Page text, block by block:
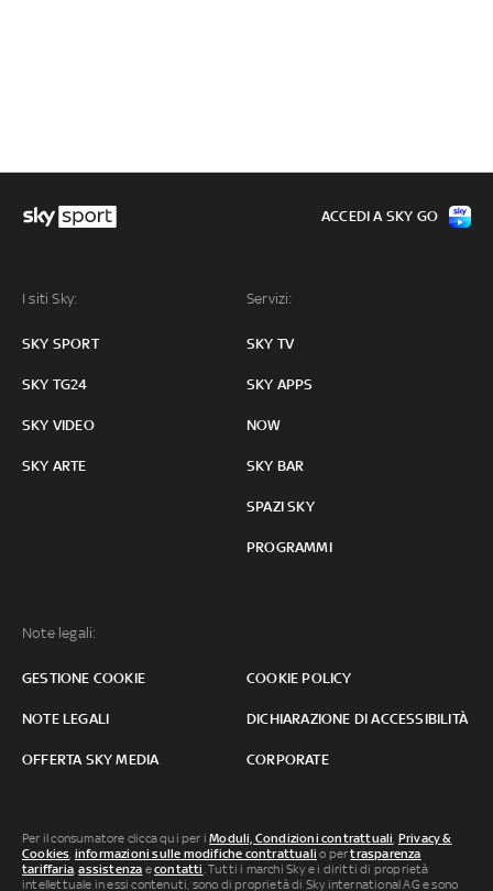
I siti Sky:
SKY SPORT
SKY TG24
SKY VIDEO
SKY ARTE
Servizi:
SKY TV
SKY APPS
NOW
SKY BAR
SPAZI SKY
PROGRAMMI
Note legali:
GESTIONE COOKIE COOKIE POLICY
NOTE LEGALI DICHIARAZIONE DI ACCESSIBILITÀ
OFFERTA SKY MEDIA CORPORATE
ACCEDI A SKY GO
Per il consumatore clicca qui per iModuli, Condizioni contrattuali Privacy &
Cookies informazioni sulle modifiche contrattuali o pertrasparenza
tariffaria ,assistenza econtatti . Tutti i marchi Sky e i diritti di proprietà
intellettuale in essi contenuti, sono di proprietà di Sky international AG e sono